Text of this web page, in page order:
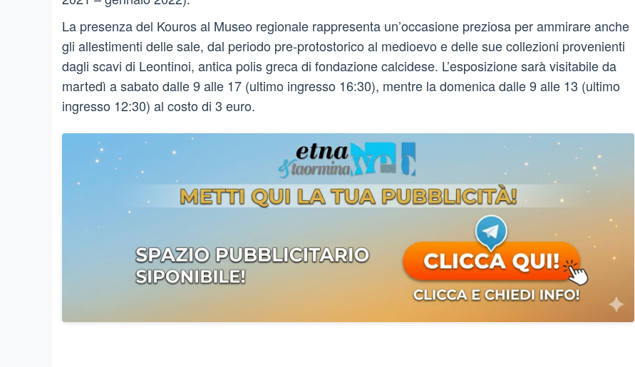
La presenza del Kouros al Museo regionale rappresenta un’occasione preziosa per ammirare anche
gli allestimenti delle sale, dal periodo pre-protostorico al medioevo e delle sue collezioni provenienti
dagli scavi di Leontinoi, antica polis greca di fondazione calcidese. L’esposizione sarà visitabile da
martedì a sabato dalle 9 alle 17 (ultimo ingresso 16:30), mentre la domenica dalle 9 alle 13 (ultimo
ingresso 12:30) al costo di 3 euro.